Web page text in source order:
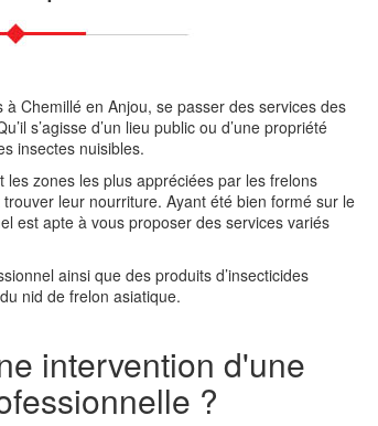
Chemillé en Anjou, se passer des services des
s’agisse d’un lieu public ou d’une propriété
insectes nuisibles.
zones les plus appréciées par les frelons
leur nourriture. Ayant été bien formé sur le
est apte à vous proposer des services variés
ainsi que des produits d’insecticides
nid de frelon asiatique.
intervention d'une
?